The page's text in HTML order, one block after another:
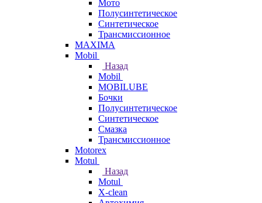
Мото
Полусинтетическое
Синтетическое
Трансмиссионное
MAXIMA
Mobil
Назад
Mobil
MOBILUBE
Бочки
Полусинтетическое
Синтетическое
Смазка
Трансмиссионное
Motorex
Motul
Назад
Motul
X-clean